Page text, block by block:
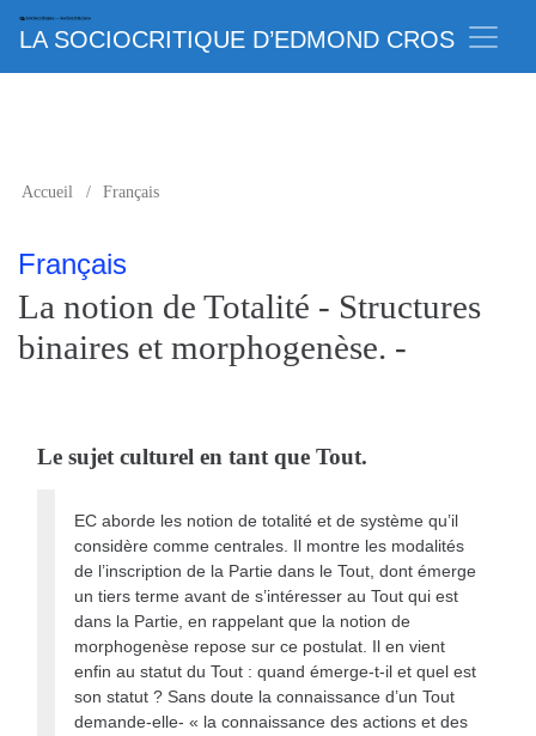
LA SOCIOCRITIQUE D’EDMOND CROS
Accueil / Français
Français
La notion de Totalité - Structures
binaires et morphogenèse. -
Le sujet culturel en tant que Tout.
EC aborde les notion de totalité et de système qu’il
considère comme centrales. Il montre les modalités
de l’inscription de la Partie dans le Tout, dont émerge
un tiers terme avant de s’intéresser au Tout qui est
dans la Partie, en rappelant que la notion de
morphogenèse repose sur ce postulat. Il en vient
enfin au statut du Tout : quand émerge-t-il et quel est
son statut ? Sans doute la connaissance d’un Tout
demande-elle- « la connaissance des actions et des